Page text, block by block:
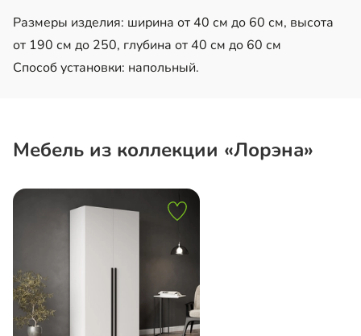
Размеры изделия: ширина от 40 см до 60 см, высота
от 190 см до 250, глубина от 40 см до 60 см
Способ установки: напольный.
Мебель из коллекции «Лорэна»